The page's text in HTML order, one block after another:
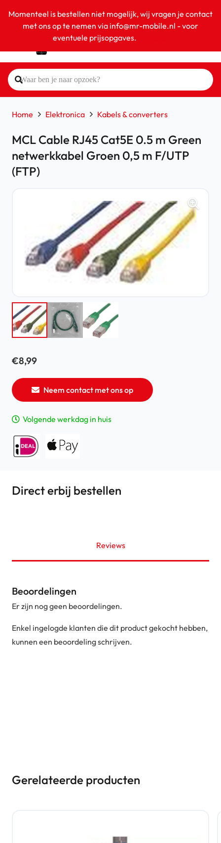
Momenteel is bestellen niet mogelijk, wij vragen je contact
met ons op te nemen via info@mr-mobile.nl - voor
eventuele prijsopgaves.
Home Elektronica Kabels & converters
MCL Cable RJ45 Cat5E 0.5 m Green
netwerkkabel Groen 0,5 m F/UTP
(FTP)
€8,99
Neem contact met ons op
Volgende werkdag in huis
Direct erbij bestellen
Reviews
Beoordelingen
Er zijn nog geen beoordelingen.
Enkel ingelogde klanten die dit product gekocht hebben,
kunnen een beoordeling schrijven.
Gerelateerde producten